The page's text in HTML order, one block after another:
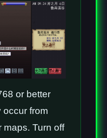
or better
occur from
maps. Turn off